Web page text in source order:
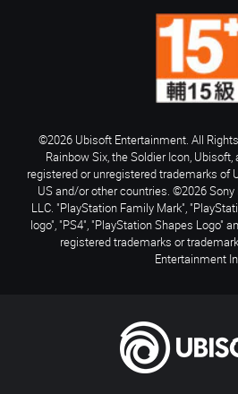
©2026 Ubisoft Entertainment. All Rights
Rainbow Six, the Soldier Icon,
registered or unregistered trademarks of
US and/or other countries. ©2026
LLC. "PlayStation Family Mark",
logo", "PS4", "PlayStation Shapes Logo"
registered trademarks or
Entertainment